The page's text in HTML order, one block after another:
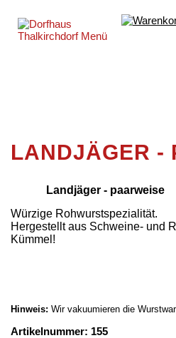
LANDJÄGER -
Landjäger - paarweise
Würzige Rohwurstspezialität.
Hergestellt aus Schweine- und
Kümmel!
Hinweis: Wir vakuumieren die
Artikelnummer: 155